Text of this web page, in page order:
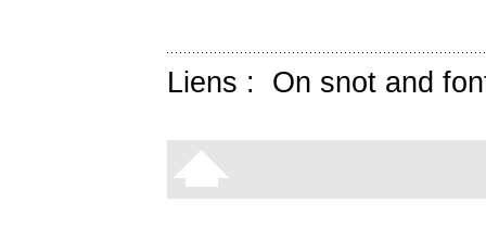
Liens : On snot and